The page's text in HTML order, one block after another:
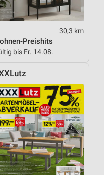
30,3 km
Preishits
bis Fr. 14.08.